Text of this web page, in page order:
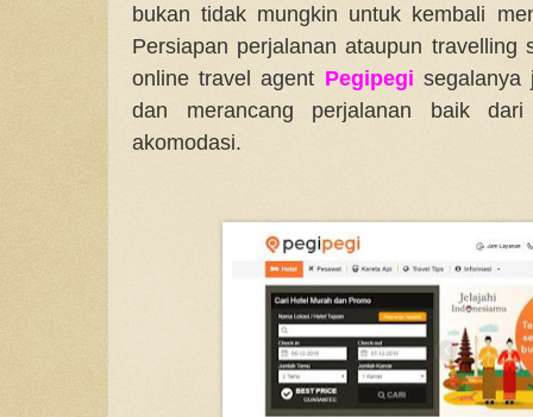
bukan tidak mungkin untuk kembali
Persiapan perjalanan ataupun
online travel agent Pegipegi segalanya
dan merancang perjalanan baik
akomodasi.